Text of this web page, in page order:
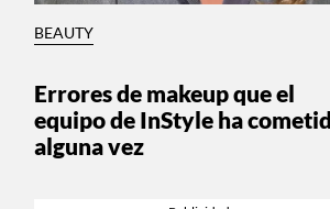
BEAUTY
Errores de makeup que el
equipo de InStyle ha
alguna vez